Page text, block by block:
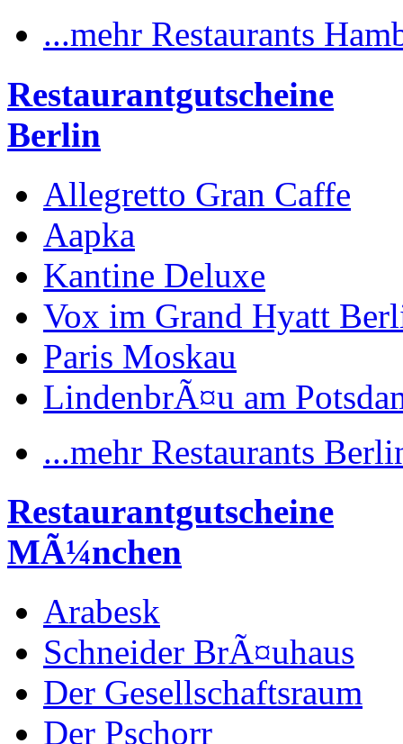
...mehr Restaurants
Restaurantgutscheine
Berlin
Allegretto Gran Caffe
Aapka
Kantine Deluxe
Vox im Grand Hyatt
Paris Moskau
LindenbrÃ¤u am
...mehr Restaurants
Restaurantgutscheine
MÃ¼nchen
Arabesk
Schneider BrÃ¤uhaus
Der Gesellschaftsraum
Der Pschorr